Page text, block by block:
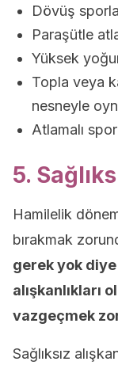
Dövüş
Paraşütle
Yüksek
Topla veya
nesneyle
Atlamalı
5.
Hamilelik
bırakmak
gerek yok
alışkanlıkları
vazgeçmek
Sağlıksız